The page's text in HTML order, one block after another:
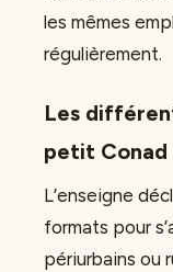
les mêmes
régulièrement.
Les
petit Conad
L’enseigne
formats pour
périurbains ou